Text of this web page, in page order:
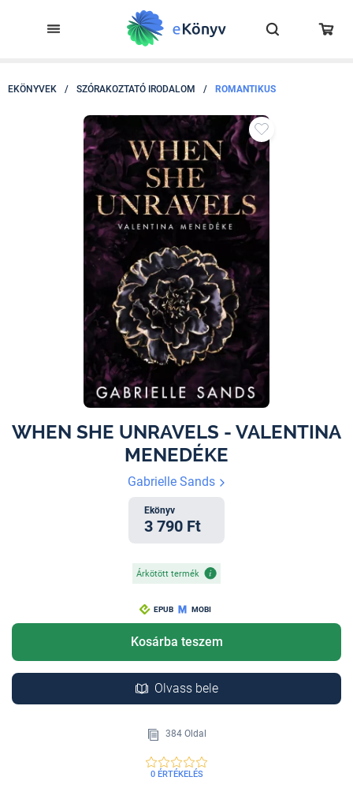
EKÖNYVEK / SZÓRAKOZTATÓ IRODALOM / ROMANTIKUS
WHEN SHE UNRAVELS - VALENTINA
MENEDÉKE
Gabrielle Sands
Ekönyv
3 790 Ft
Árkötött termék
EPUB MOBI
Kosárba teszem
Olvass bele
384 Oldal
0 ÉRTÉKELÉS